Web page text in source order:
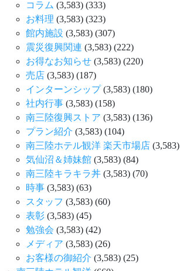
コラム (3,583) (333)
お料理 (3,583) (323)
館内施設 (3,583) (307)
震災復興関連 (3,583) (222)
お得なお知らせ (3,583) (220)
売店 (3,583) (187)
インターンシップ(3,583) (180)
社内行事 (3,583) (158)
南三陸復興ストア (3,583) (136)
プラン紹介 (3,583) (104)
南三陸ホテル観洋 楽天市場店 (3,583)
気仙沼＆姉妹館 (3,583) (84)
南三陸キラキラ丼 (3,583) (70)
時事 (3,583) (63)
スタッフ (3,583) (60)
表彰 (3,583) (45)
勉強会 (3,583) (42)
メディア (3,583) (26)
お客様の御紹介 (3,583) (25)